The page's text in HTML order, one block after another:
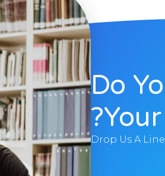
Do
Your
Drop Us A